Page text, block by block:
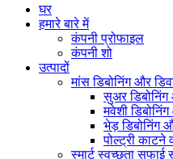
घर
हमारे बारे में
कंपनी प्रोफाइल
कंपनी शो
उत्पादों
मांस डिबोनिंग और
सुअर
मवेशी
भेड़ डिबोनिंग
पोल्ट्री काटने
स्मार्ट स्वच्छता सफाई